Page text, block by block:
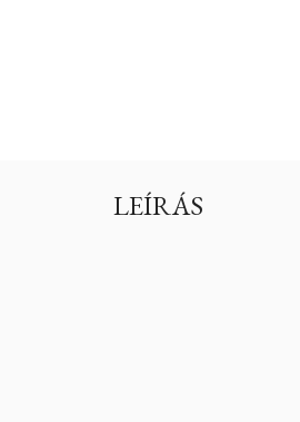
LEÍRÁS